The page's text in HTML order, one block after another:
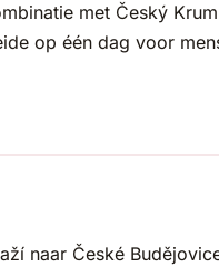
met Český
op één dag voor
naar České